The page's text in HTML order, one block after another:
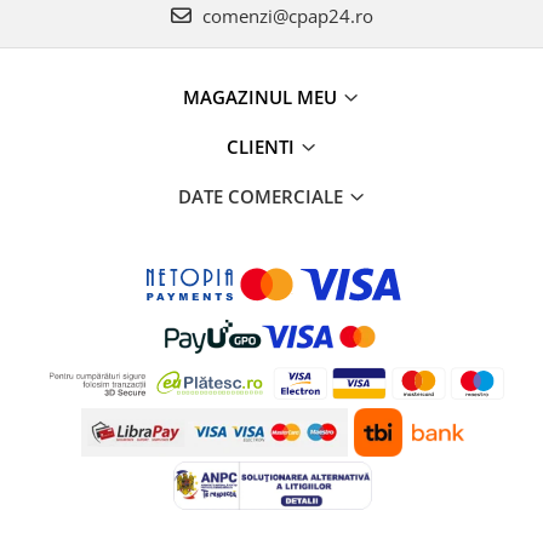
comenzi@cpap24.ro
MAGAZINUL MEU
CLIENTI
DATE COMERCIALE